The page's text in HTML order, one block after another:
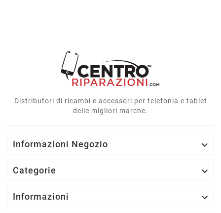
Distributori di ricambi e accessori per telefonia e tablet
delle migliori marche.
Informazioni Negozio 
Categorie 
Informazioni 